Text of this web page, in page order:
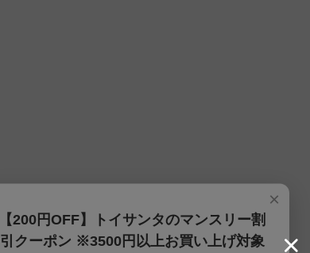
×
【200円OFF】トイサンタのマンスリー割
引クーポン ※3500円以上お買い上げ対象